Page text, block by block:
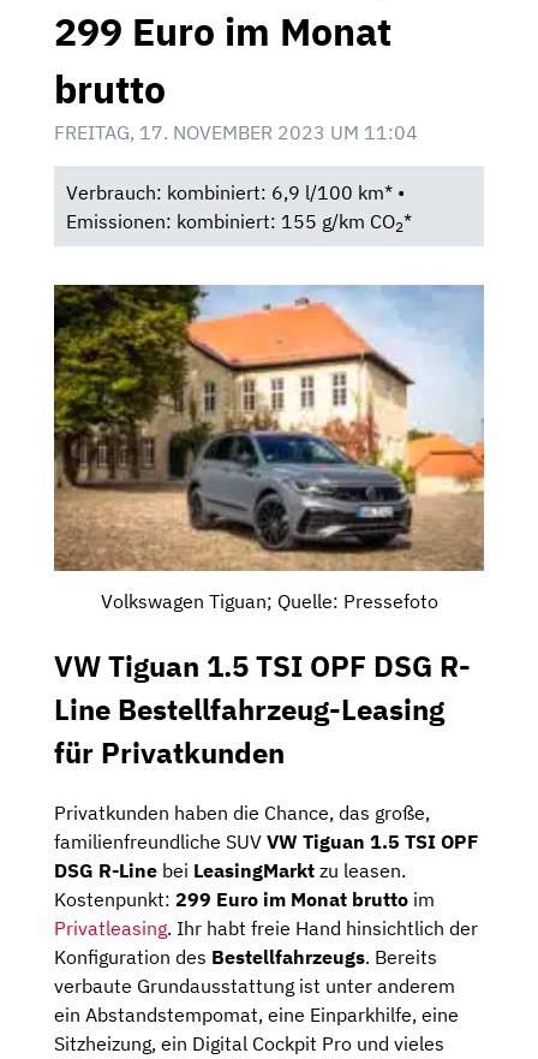
299 Euro im Monat
brutto
FREITAG, 17. NOVEMBER 2023 UM 11:04
Verbrauch: kombiniert: 6,9 l/100 km* •
Emissionen: kombiniert: 155 g/km CO2*
Volkswagen Tiguan; Quelle: Pressefoto
VW Tiguan 1.5 TSI OPF DSG R-
Line Bestellfahrzeug-Leasing
für Privatkunden
Privatkunden haben die Chance, das große,
familienfreundliche SUV VW Tiguan 1.5 TSI OPF
DSG R-Line bei LeasingMarkt zu leasen.
Kostenpunkt: 299 Euro im Monat brutto im
Privatleasing. Ihr habt freie Hand hinsichtlich der
Konfiguration des Bestellfahrzeugs. Bereits
verbaute Grundausstattung ist unter anderem
ein Abstandstempomat, eine Einparkhilfe, eine
Sitzheizung, ein Digital Cockpit Pro und vieles